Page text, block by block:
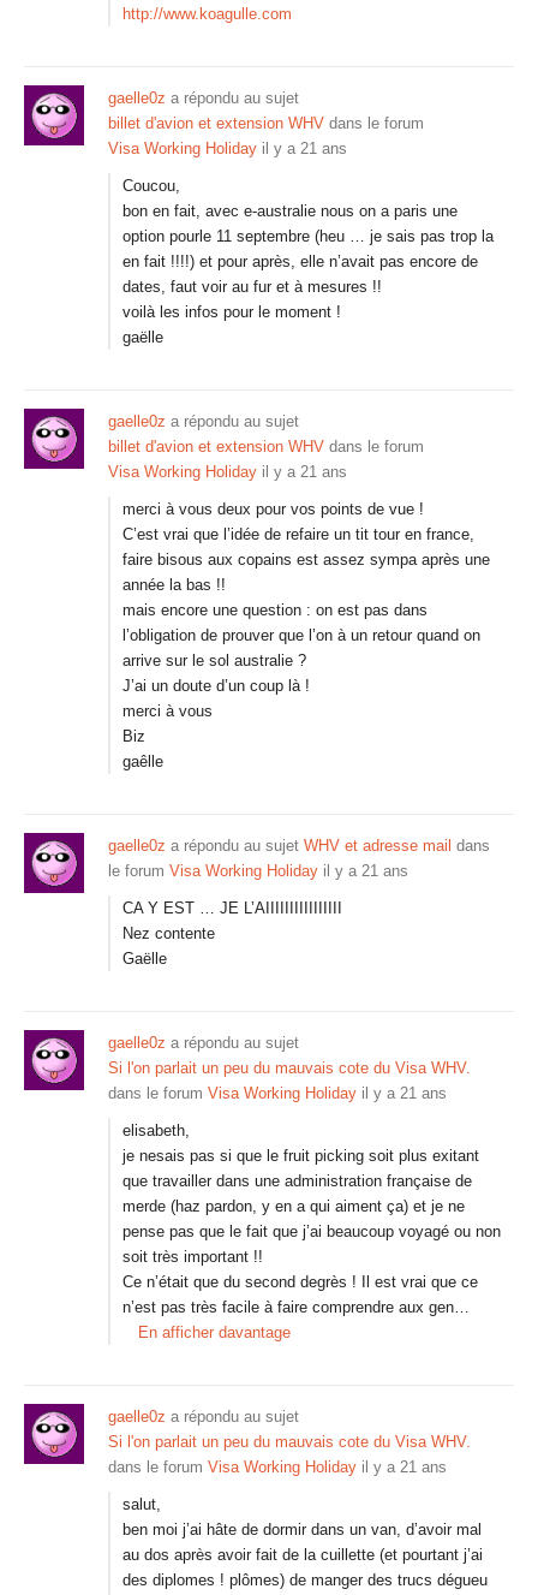
http://www.koagulle.com
gaelle0z a répondu au sujet
billet d'avion et extension WHV dans le forum
Visa Working Holiday il y a 21 ans
Coucou,
bon en fait, avec e-australie nous on a paris une
option pourle 11 septembre (heu … je sais pas trop la
en fait !!!!) et pour après, elle n’avait pas encore de
dates, faut voir au fur et à mesures !!
voilà les infos pour le moment !
gaëlle
gaelle0z a répondu au sujet
billet d'avion et extension WHV dans le forum
Visa Working Holiday il y a 21 ans
merci à vous deux pour vos points de vue !
C’est vrai que l’idée de refaire un tit tour en france,
faire bisous aux copains est assez sympa après une
année la bas !!
mais encore une question : on est pas dans
l’obligation de prouver que l’on à un retour quand on
arrive sur le sol australie ?
J’ai un doute d’un coup là !
merci à vous
Biz
gaêlle
gaelle0z a répondu au sujet WHV et adresse mail dans
le forum Visa Working Holiday il y a 21 ans
CA Y EST … JE L’AIIIIIIIIIIIIIIII
Nez contente
Gaëlle
gaelle0z a répondu au sujet
Si l'on parlait un peu du mauvais cote du Visa WHV.
dans le forum Visa Working Holiday il y a 21 ans
elisabeth,
je nesais pas si que le fruit picking soit plus exitant
que travailler dans une administration française de
merde (haz pardon, y en a qui aiment ça) et je ne
pense pas que le fait que j’ai beaucoup voyagé ou non
soit très important !!
Ce n’était que du second degrès ! Il est vrai que ce
n’est pas très facile à faire comprendre aux gen…
En afficher davantage
gaelle0z a répondu au sujet
Si l'on parlait un peu du mauvais cote du Visa WHV.
dans le forum Visa Working Holiday il y a 21 ans
salut,
ben moi j’ai hâte de dormir dans un van, d’avoir mal
au dos après avoir fait de la cuillette (et pourtant j’ai
des diplomes ! plômes) de manger des trucs dégueu